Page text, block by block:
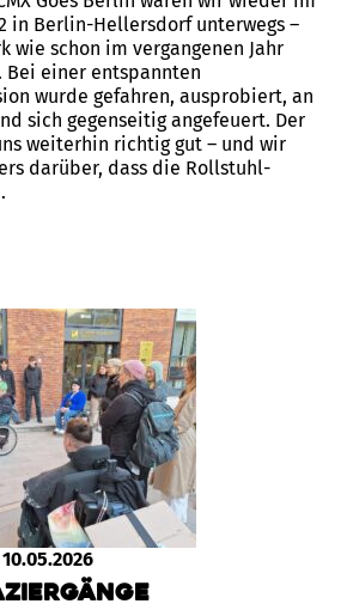
in Berlin-Hellersdorf unterwegs –
wie schon im vergangenen Jahr
einer entspannten
wurde gefahren, ausprobiert, an
sich gegenseitig angefeuert. Der
weiterhin richtig gut – und wir
darüber, dass die Rollstuhl-
|10.05.2026